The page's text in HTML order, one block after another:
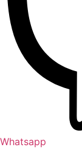
Whatsapp